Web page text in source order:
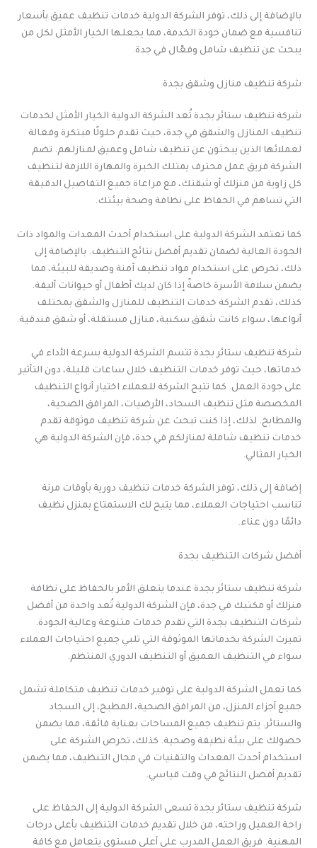
بالإضافة إلى ذلك، توفر الشركة الدولية خدمات تنظيف عميق بأسعار
تنافسية مع ضمان جودة الخدمة، مما يجعلها الخيار الأمثل لكل من
يبحث عن تنظيف شامل وفعّال في جدة.
شركة تنظيف منازل وشقق بجدة
شركة تنظيف ستائر بجدة تُعد الشركة الدولية الخيار الأمثل لخدمات
تنظيف المنازل والشقق في جدة، حيث تقدم حلولًا مبتكرة وفعالة
لعملائها الذين يبحثون عن تنظيف شامل وعميق لمنازلهم. تضم
الشركة فريق عمل محترف يمتلك الخبرة والمهارة اللازمة لتنظيف
كل زاوية من منزلك أو شقتك، مع مراعاة جميع التفاصيل الدقيقة
التي تساهم في الحفاظ على نظافة وصحة بيئتك.
كما تعتمد الشركة الدولية على استخدام أحدث المعدات والمواد ذات
الجودة العالية لضمان تقديم أفضل نتائج التنظيف. بالإضافة إلى
ذلك، تحرص على استخدام مواد تنظيف آمنة وصديقة للبيئة، مما
يضمن سلامة الأسرة خاصةً إذا كان لديك أطفال أو حيوانات أليفة.
كذلك، تقدم الشركة خدمات التنظيف للمنازل والشقق بمختلف
أنواعها، سواء كانت شقق سكنية، منازل مستقلة، أو شقق فندقية.
شركة تنظيف ستائر بجدة تتسم الشركة الدولية بسرعة الأداء في
خدماتها، حيث توفر خدمات التنظيف خلال ساعات قليلة، دون التأثير
على جودة العمل. كما تتيح الشركة للعملاء اختيار أنواع التنظيف
المخصصة مثل تنظيف السجاد، الأرضيات، المرافق الصحية،
والمطابخ. لذلك، إذا كنت تبحث عن شركة تنظيف موثوقة تقدم
خدمات تنظيف شاملة لمنازلكم في جدة، فإن الشركة الدولية هي
الخيار المثالي.
إضافة إلى ذلك، توفر الشركة خدمات تنظيف دورية بأوقات مرنة
تناسب احتياجات العملاء، مما يتيح لك الاستمتاع بمنزل نظيف
دائمًا دون عناء.
أفضل شركات التنظيف بجدة
شركة تنظيف ستائر بجدة عندما يتعلق الأمر بالحفاظ على نظافة
منزلك أو مكتبك في جدة، فإن الشركة الدولية تُعد واحدة من أفضل
شركات التنظيف بجدة التي تقدم خدمات متنوعة وعالية الجودة.
تميزت الشركة بخدماتها الموثوقة التي تلبي جميع احتياجات العملاء
سواء في التنظيف العميق أو التنظيف الدوري المنتظم.
كما تعمل الشركة الدولية على توفير خدمات تنظيف متكاملة تشمل
جميع أجزاء المنزل، من المرافق الصحية، المطبخ، إلى السجاد
والستائر. يتم تنظيف جميع المساحات بعناية فائقة، مما يضمن
حصولك على بيئة نظيفة وصحية. كذلك، تحرص الشركة على
استخدام أحدث المعدات والتقنيات في مجال التنظيف، مما يضمن
تقديم أفضل النتائج في وقت قياسي.
شركة تنظيف ستائر بجدة تسعى الشركة الدولية إلى الحفاظ على
راحة العميل وراحته، من خلال تقديم خدمات التنظيف بأعلى درجات
المهنية. فريق العمل المدرب على أعلى مستوى يتعامل مع كافة